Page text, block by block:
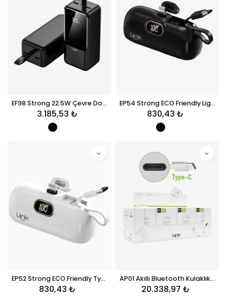
EF98 Strong 22.5W Çevre Dostu 45000mAh Powerbank
3.185,53 ₺
EP54 Strong ECO Friendly Lightning 4800 mAh Powerbank
830,43 ₺
EP52 Strong ECO Friendly Type-C Port 4800 mAh Powerbank
830,43 ₺
AP01 Akıllı Bluetooth Kulaklık / Type-C (20'li Paket)
20.338,97 ₺